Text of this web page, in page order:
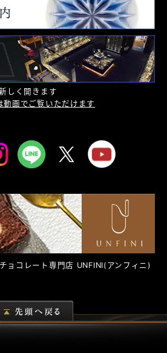
しく開きます
動画でご覧いただけます
ョコレート専門店 UNFINI(アンフィニ)